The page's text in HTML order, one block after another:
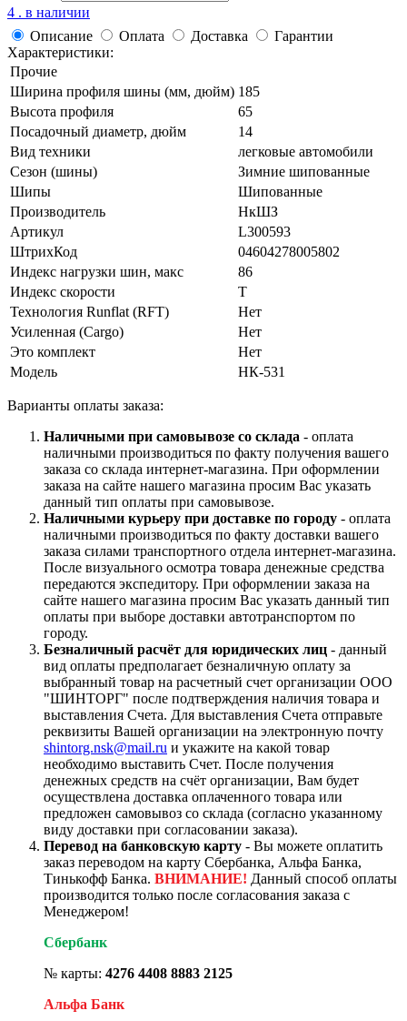
4 . в наличии
Описание
Оплата Доставка
Гарантии
Характеристики:
Прочие
Ширина профиля шины (мм, дюйм) 185
Высота профиля
65
Посадочный диаметр, дюйм
14
Вид техники
легковые автомобили
Сезон (шины)
Зимние шипованные
Шипы
Шипованные
Производитель
НкШЗ
Артикул
L300593
ШтрихКод
04604278005802
Индекс нагрузки шин, макс
86
Индекс скорости
T
Технология Runflat (RFT)
Нет
Усиленная (Cargo)
Нет
Это комплект
Нет
Модель
НК-531
Варианты оплаты заказа:
Наличными при самовывозе со склада - оплата
наличными производиться по факту получения вашего
заказа со склада интернет-магазина. При оформлении
заказа на сайте нашего магазина просим Вас указать
данный тип оплаты при самовывозе.
Наличными курьеру при доставке по городу - оплата
наличными производиться по факту доставки вашего
заказа силами транспортного отдела интернет-магазина.
После визуального осмотра товара денежные средства
передаются экспедитору. При оформлении заказа на
сайте нашего магазина просим Вас указать данный тип
оплаты при выборе доставки автотранспортом по
городу.
Безналичный расчёт для юридических лиц - данный
вид оплаты предполагает безналичную оплату за
выбранный товар на расчетный счет организации ООО
"ШИНТОРГ" после подтверждения наличия товара и
выставления Счета. Для выставления Счета отправьте
реквизиты Вашей организации на электронную почту
shintorg.nsk@mail.ru и укажите на какой товар
необходимо выставить Счет. После получения
денежных средств на счёт организации, Вам будет
осуществлена доставка оплаченного товара или
предложен самовывоз со склада (согласно указанному
виду доставки при согласовании заказа).
Перевод на банковскую карту - Вы можете оплатить
заказ переводом на карту Сбербанка, Альфа Банка,
Тинькофф Банка. ВНИМАНИЕ! Данный способ оплаты
производится только после согласования заказа с
Менеджером!
Сбербанк
№ карты: 4276 4408 8883 2125
Альфа Банк